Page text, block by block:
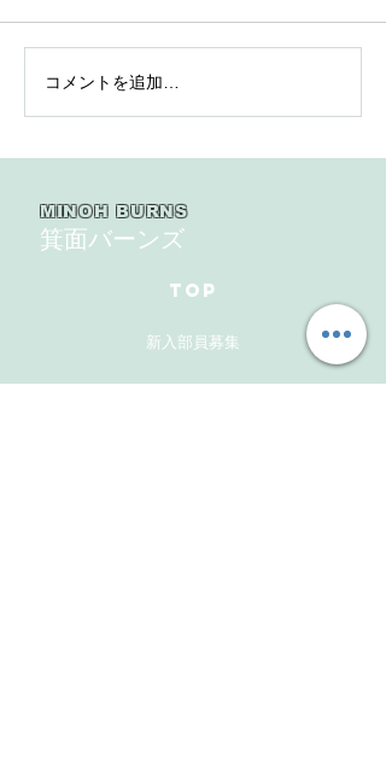
2025年度 Bクラス 関西団
地連盟 第110回中央決勝
コメントを追加…
MINOH BURNS
箕面バーンズ
TOP
新入部員募集